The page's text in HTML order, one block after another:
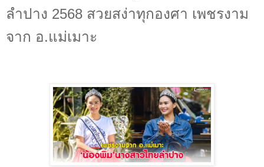
ลำปาง 2568 สวยสง่าทุกองศา เพชรงาม
จาก อ.แม่เมาะ